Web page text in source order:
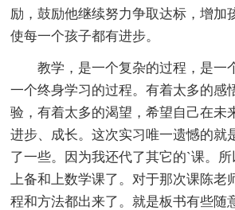
励，鼓励他继续努力争取达标，增加
使每一个孩子都有进步。
教学，是一个复杂的过程，是一
一个终身学习的过程。有着太多的感
验，有着太多的渴望，希望自己在未
进步、成长。这次实习唯一遗憾的就
了一些。因为我还代了其它的`课。
上备和上数学课了。对于那次课陈老
程和方法都出来了。就是板书有些随